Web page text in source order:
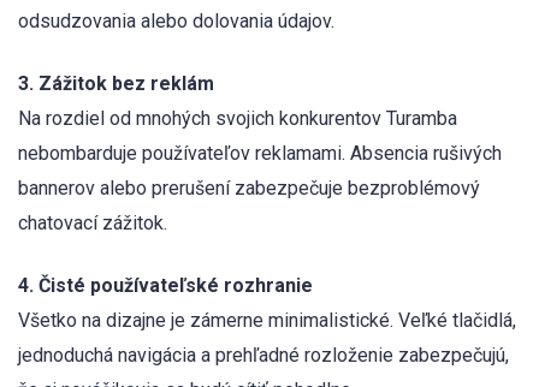
odsudzovania alebo dolovania údajov.
3. Zážitok bez reklám
Na rozdiel od mnohých svojich konkurentov Turamba
nebombarduje používateľov reklamami. Absencia rušivých
bannerov alebo prerušení zabezpečuje bezproblémový
chatovací zážitok.
4. Čisté používateľské rozhranie
Všetko na dizajne je zámerne minimalistické. Veľké tlačidlá,
jednoduchá navigácia a prehľadné rozloženie zabezpečujú,